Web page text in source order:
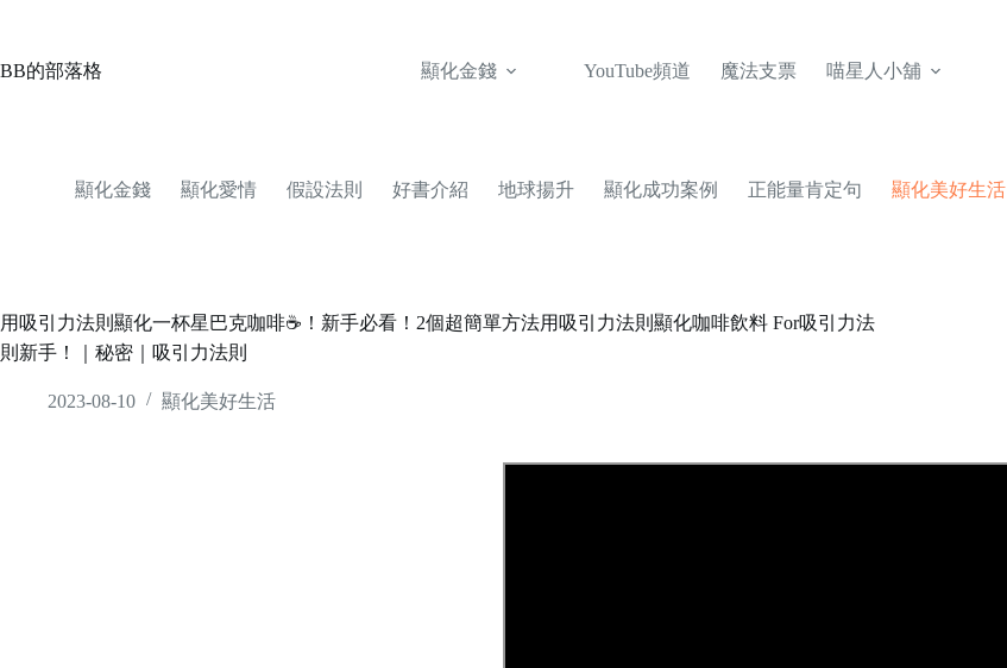
BB的部落格
顯化金錢 YouTube頻道 魔法支票 喵星人小舖
顯化金錢 顯化愛情 假設法則 好書介紹 地球揚升 顯化成功案例 正能量肯定句 顯化美好生活
用吸引力法則顯化一杯星巴克咖啡☕️！新手必看！2個超簡單方法用吸引力法則顯化咖啡飲料 For吸引力法
則新手！｜秘密｜吸引力法則
2023-08-10 顯化美好生活